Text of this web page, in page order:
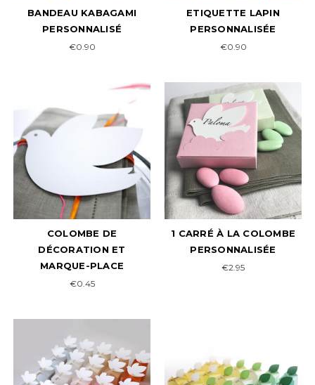
BANDEAU KABAGAMI
PERSONNALISÉ
€0.90
ETIQUETTE LAPIN
PERSONNALISÉE
€0.90
COLOMBE DE
DÉCORATION ET
MARQUE-PLACE
€0.45
1 CARRÉ À LA COLOMBE
PERSONNALISÉE
€2.95